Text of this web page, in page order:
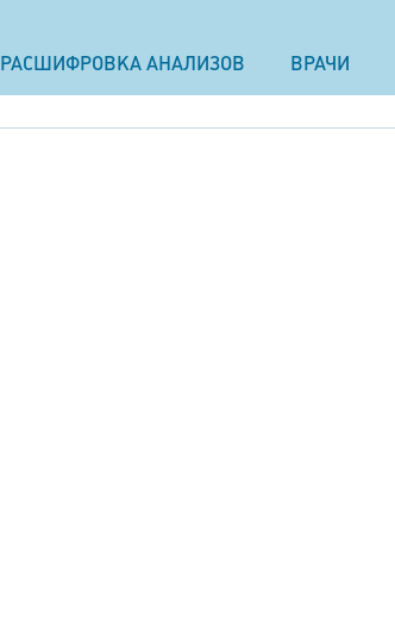
РАСШИФРОВКА АНАЛИЗОВ ВРАЧИ